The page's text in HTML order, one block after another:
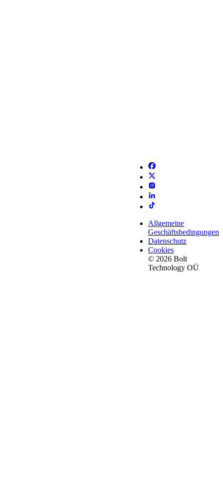
Allgemeine
Geschäftsbedingungen
Datenschutz
Cookies
© 2026 Bolt
Technology OÜ